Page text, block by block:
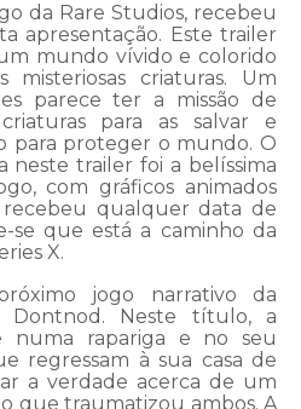
da Rare Studios, recebeu
apresentação. Este trailer
mundo vívido e colorido
misteriosas criaturas. Um
parece ter a missão de
para as salvar e
para proteger o mundo. O
neste trailer foi a belíssima
com gráficos animados
qualquer data de
se que está a caminho da
X.
jogo narrativo da
Dontnod. Neste título, a
numa rapariga e no seu
regressam à sua casa de
a verdade acerca de um
que traumatizou ambos. A